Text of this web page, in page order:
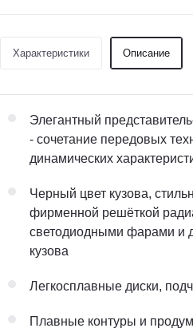
Характеристики Описание
Элегантный
- сочетание передовых
динамических
Черный цвет кузова,
фирменной решёткой
светодиодными фарами и
кузова
Легкосплавные диски,
Плавные контуры и